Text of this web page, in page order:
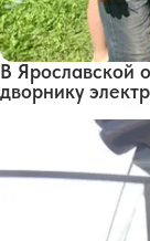
В Ярославской
дворнику